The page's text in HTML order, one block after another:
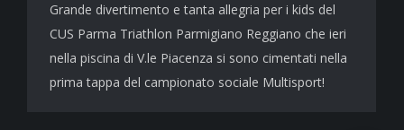
Grande divertimento e tanta allegria per i kids del
CUS Parma Triathlon Parmigiano Reggiano che ieri
nella piscina di V.le Piacenza si sono cimentati nella
prima tappa del campionato sociale Multisport!